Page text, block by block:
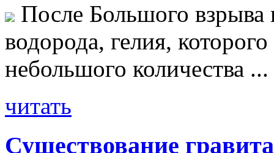
После Большого взрыва
водорода, гелия,
небольшого количества ...
читать
Существование